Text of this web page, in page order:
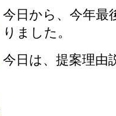
今日から、今年最
りました。
今日は、提案理由